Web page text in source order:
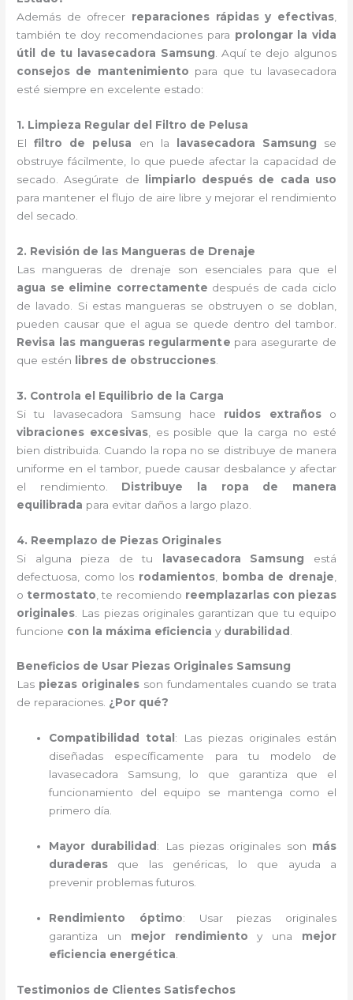
Además de ofrecer reparaciones rápidas y efectivas,
también te doy recomendaciones para prolongar la vida
útil de tu lavasecadora Samsung . Aquí te dejo algunos
consejos de mantenimiento para que tu lavasecadora
esté siempre en excelente estado:
1. Limpieza Regular del Filtro de Pelusa
Elfiltro de pelusa en la lavasecadora Samsung se
obstruye fácilmente, lo que puede afectar la capacidad de
secado. Asegúrate de
limpiarlo después de cada uso
para mantener el flujo de aire libre y mejorar el rendimiento
del secado.
2. Revisión de las Mangueras de Drenaje
Las mangueras de drenaje son esenciales para que el
agua se elimine correctamente después de cada ciclo
de lavado. Si estas mangueras se obstruyen o se doblan,
pueden causar que el agua se quede dentro del tambor.
Revisa las mangueras regularmente para asegurarte de
que estén
libres de obstrucciones
3. Controla el Equilibrio de la Carga
Si tu lavasecadora Samsung hace ruidos extrañoso
vibraciones excesivas, es posible que la carga no esté
bien distribuida. Cuando la ropa no se distribuye de manera
uniforme en el tambor, puede causar desbalance y afectar
el rendimiento. Distribuye la ropa de manera
equilibrada para evitar daños a largo plazo.
4. Reemplazo de Piezas Originales
Si alguna pieza de tu lavasecadora Samsung está
defectuosa, como los rodamientos bomba de drenaje
o termostato , te recomiendo reemplazarlas con piezas
originales . Las piezas originales garantizan que tu equipo
funcione con la máxima eficiencia y durabilidad
Beneficios de Usar Piezas Originales Samsung
Las piezas originales son fundamentales cuando se trata
de reparaciones. ¿Por qué?
Compatibilidad total : Las piezas originales están
diseñadas específicamente para tu modelo de
lavasecadora Samsung, lo que garantiza que el
funcionamiento del equipo se mantenga como el
primero día.
Mayor durabilidad : Las piezas originales son más
duraderas que las genéricas, lo que ayuda a
prevenir problemas futuros.
Rendimiento óptimo: Usar piezas originales
garantiza un mejor rendimiento y una mejor
eficiencia energética
Testimonios de Clientes Satisfechos